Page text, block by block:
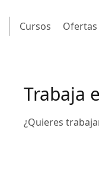
Cursos
Trabaja
¿Quieres